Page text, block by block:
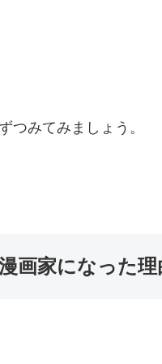
つみてみましょう。
画家になった